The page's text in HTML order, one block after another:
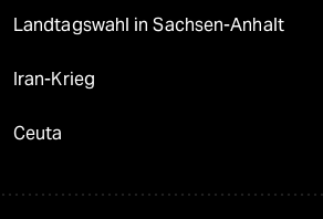
Landtagswahl in Sachsen-Anhalt
Iran-Krieg
Ceuta